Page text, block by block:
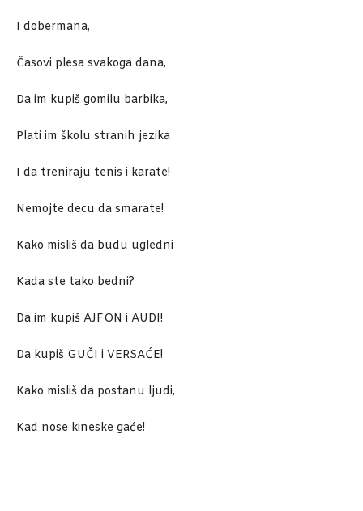
I dobermana,
Časovi plesa svakoga dana,
Da im kupiš gomilu barbika,
Plati im školu stranih jezika
I da treniraju tenis i karate!
Nemojte decu da smarate!
Kako misliš da budu ugledni
Kada ste tako bedni?
Da im kupiš AJFON i AUDI!
Da kupiš GUČI i VERSAĆE!
Kako misliš da postanu ljudi,
Kad nose kineske gaće!